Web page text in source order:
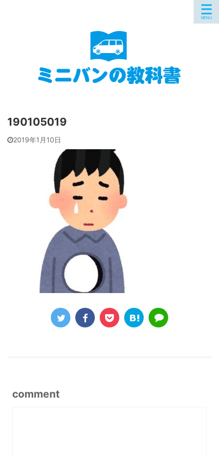
190105019
2019年1月10日
comment